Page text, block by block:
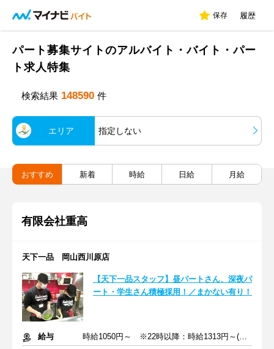
保存 履歴
パート募集サイトのアルバイト・バイト・パー
ト求人特集
検索結果 148590 件
エリア 指定しない
おすすめ 新着 時給 日給 月給
有限会社重高
天下一品 岡山西川原店
【天下一品スタッフ】昼パートさん、深夜パ
ート・学生さん積極採用！／まかない有り！
給与
時給1050円～ ※22時以降：時給1313円～(深夜手当含む)